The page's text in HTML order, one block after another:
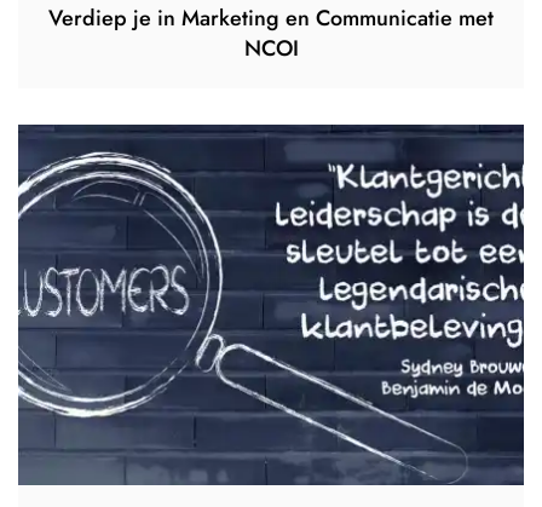
Verdiep je in Marketing en Communicatie met
NCOI